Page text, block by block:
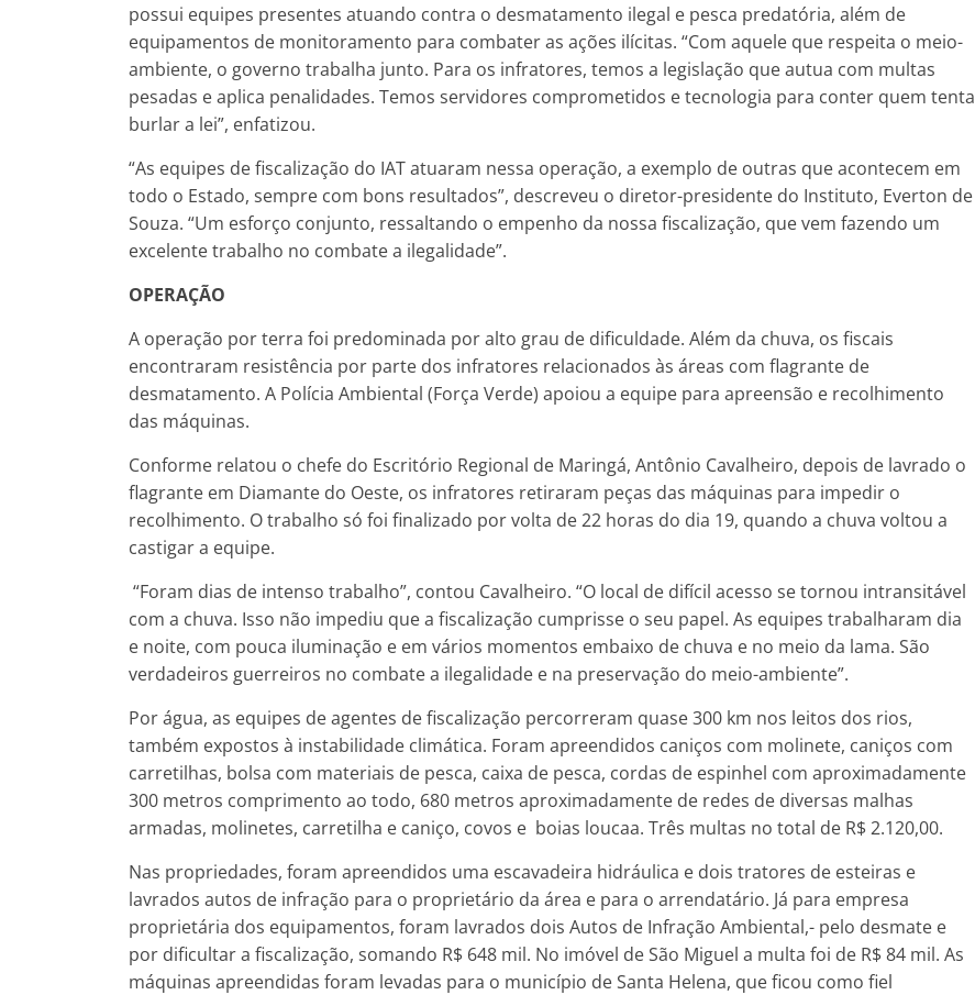
possui equipes presentes atuando contra o desmatamento ilegal e pesca predatória, além de
equipamentos de monitoramento para combater as ações ilícitas. “Com aquele que respeita o meio-
ambiente, o governo trabalha junto. Para os infratores, temos a legislação que autua com multas
pesadas e aplica penalidades. Temos servidores comprometidos e tecnologia para conter quem tenta
burlar a lei”, enfatizou.
“As equipes de fiscalização do IAT atuaram nessa operação, a exemplo de outras que acontecem em
todo o Estado, sempre com bons resultados”, descreveu o diretor-presidente do Instituto, Everton de
Souza. “Um esforço conjunto, ressaltando o empenho da nossa fiscalização, que vem fazendo um
excelente trabalho no combate a ilegalidade”.
OPERAÇÃO
A operação por terra foi predominada por alto grau de dificuldade. Além da chuva, os fiscais
encontraram resistência por parte dos infratores relacionados às áreas com flagrante de
desmatamento. A Polícia Ambiental (Força Verde) apoiou a equipe para apreensão e recolhimento
das máquinas.
Conforme relatou o chefe do Escritório Regional de Maringá, Antônio Cavalheiro, depois de lavrado o
flagrante em Diamante do Oeste, os infratores retiraram peças das máquinas para impedir o
recolhimento. O trabalho só foi finalizado por volta de 22 horas do dia 19, quando a chuva voltou a
castigar a equipe.
“Foram dias de intenso trabalho”, contou Cavalheiro. “O local de difícil acesso se tornou intransitável
com a chuva. Isso não impediu que a fiscalização cumprisse o seu papel. As equipes trabalharam dia
e noite, com pouca iluminação e em vários momentos embaixo de chuva e no meio da lama. São
verdadeiros guerreiros no combate a ilegalidade e na preservação do meio-ambiente”.
Por água, as equipes de agentes de fiscalização percorreram quase 300 km nos leitos dos rios,
também expostos à instabilidade climática. Foram apreendidos caniços com molinete, caniços com
carretilhas, bolsa com materiais de pesca, caixa de pesca, cordas de espinhel com aproximadamente
300 metros comprimento ao todo, 680 metros aproximadamente de redes de diversas malhas
armadas, molinetes, carretilha e caniço, covos e boias loucaa. Três multas no total de R$ 2.120,00.
Nas propriedades, foram apreendidos uma escavadeira hidráulica e dois tratores de esteiras e
lavrados autos de infração para o proprietário da área e para o arrendatário. Já para empresa
proprietária dos equipamentos, foram lavrados dois Autos de Infração Ambiental,- pelo desmate e
por dificultar a fiscalização, somando R$ 648 mil. No imóvel de São Miguel a multa foi de R$ 84 mil. As
máquinas apreendidas foram levadas para o município de Santa Helena, que ficou como fiel